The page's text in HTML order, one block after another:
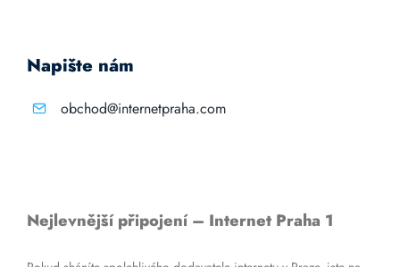
Napište nám
obchod@internetpraha.com
Nejlevnější připojení – Internet Praha 1